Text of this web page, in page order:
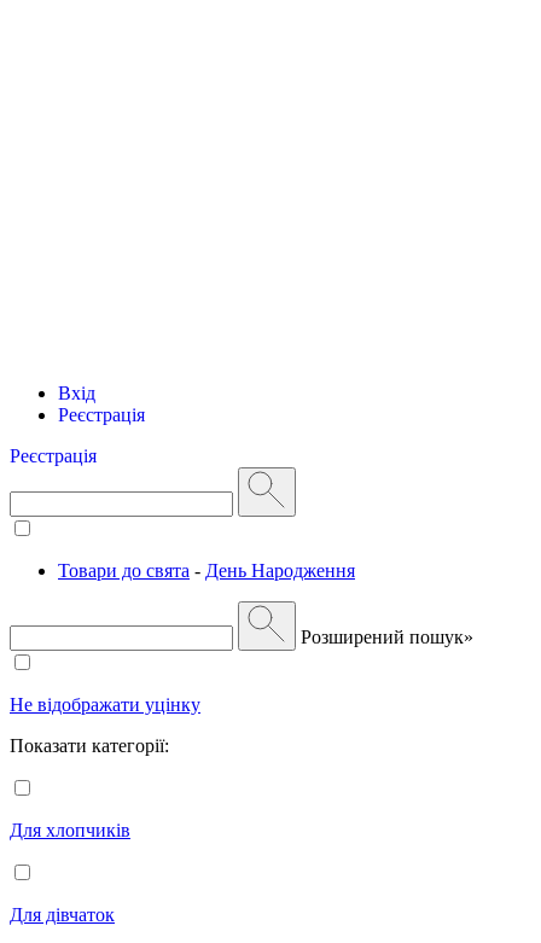
Вхід
Реєстрація
Реєстрація
Товари до свята - День Народження
Розширений пошук»
Не відображати уцінку
Показати категорії:
Для хлопчиків
Для дівчаток